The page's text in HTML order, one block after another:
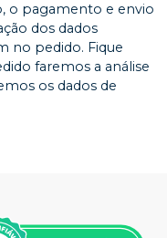
o pagamento e envio
dos dados
no pedido. Fique
faremos a análise
os dados de